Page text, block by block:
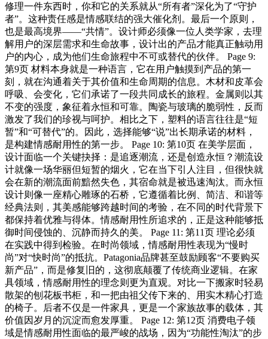
修理一件东西时，你和它的关系就从“所有者”深化为了“守护
者”。这种责任感是情感联结的强大催化剂。最后一个原则，
也是最高境界——“共情”。设计师必须像一位人类学家，去理
解用户的深层需求和生命故事，设计出的产品才能真正触动用
户的内心，成为他们生命旅程中不可或替代的伙伴。 Page 9:
第9页 材料本身就是一种语言，它在用户触摸到产品的第一
刻，就在沟通着关于其价值和生命周期的信息。木材和皮革会
呼吸、会变化，它们承诺了一段共同成长的旅程。金属则以其
不变的强度，象征着永恒和可靠。陶瓷与玻璃的脆弱性，反而
激发了我们的珍视与呵护。相比之下，塑料的语言往往是“短
暂”和“可替代”的。因此，选择能够“说”出长期承诺的材料，
是构建情感耐用性的第一步。 Page 10: 第10页 在美学层面，
设计面临一个关键抉择：是追逐潮流，还是创造永恒？潮流设
计就像一场华丽但短暂的烟火，它在当下引人注目，但很快就
会在新的潮流面前黯然失色，其宿命就是被迅速淘汰。而永恒
设计则像一座精心雕琢的石桥，它遵循着比例、简洁、和谐等
经典法则，其美感能够跨越时间的考验，在不同的时代背景下
都保持着优雅与得体。情感耐用性所追求的，正是这种能够抵
御时间侵蚀的、沉静而持久的美。 Page 11: 第11页 理论必须
在实践中得到检验。在时尚领域，情感耐用性表现为“慢时
尚”对“快时尚”的抵抗。Patagonia品牌甚至鼓励顾客“不要购买
新产品”，而是修复旧的，这彻底颠覆了传统商业逻辑。在家
具领域，情感耐用性的理念则更为直观。对比一下搬家时轻易
散架的刨花板书柜，和一把由祖父传下来的、用实木精心打造
的椅子。后者不仅是一件家具，更是一个家族故事的载体，其
价值因岁月的沉淀而愈发厚重。 Page 12: 第12页 消费电子领
域是情感耐用性面临的最严峻的战场，因为“功能性淘汰”的步